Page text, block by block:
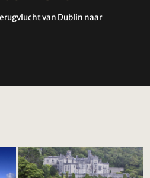
van Dublin naar